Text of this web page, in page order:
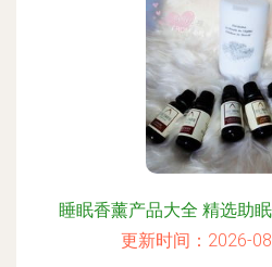
睡眠香薰产品大全 精选助
更新时间：2026-